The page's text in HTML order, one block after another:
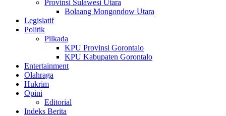
Provinsi Sulawesi Utara
Bolaang Mongondow Utara
Legislatif
Politik
Pilkada
KPU Provinsi Gorontalo
KPU Kabupaten Gorontalo
Entertainment
Olahraga
Hukrim
Opini
Editorial
Indeks Berita